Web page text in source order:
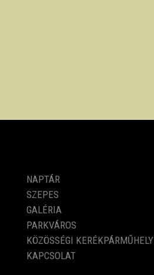
NAPTÁR
SZEPES
GALÉRIA
PARKVÁROS
KÖZÖSSÉGI KERÉKPÁRMŰHELY
KAPCSOLAT